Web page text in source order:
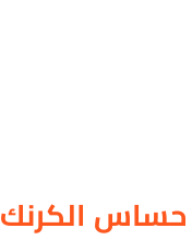
حساس الكرنك